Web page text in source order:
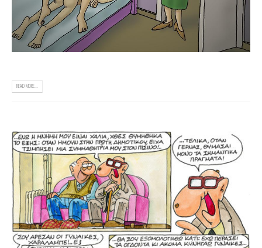
READ MORE...